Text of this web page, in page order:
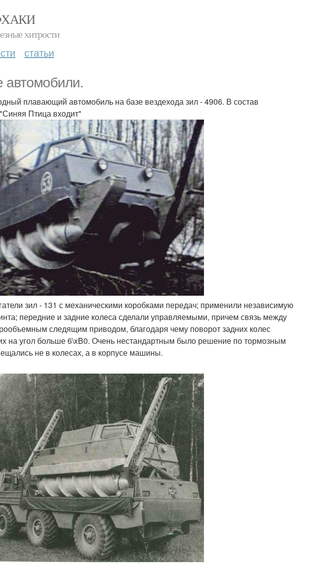
хитрости
статьи
автомобили.
плавающий автомобиль на базе вездехода зил - 4906. В состав
Птица входит"
зил - 131 с механическими коробками передач; применили независимую
передние и задние колеса сделали управляемыми, причем связь между
следящим приводом, благодаря чему поворот задних колес
на угол больше 6\xB0. Очень нестандартным было решение по тормозным
не в колесах, а в корпусе машины.